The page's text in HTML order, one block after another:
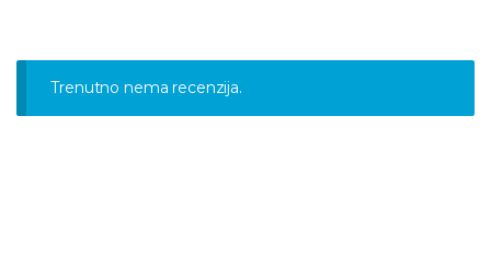
Trenutno nema recenzija.